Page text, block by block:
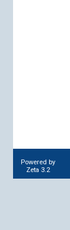
Powered by
Zeta 3.2